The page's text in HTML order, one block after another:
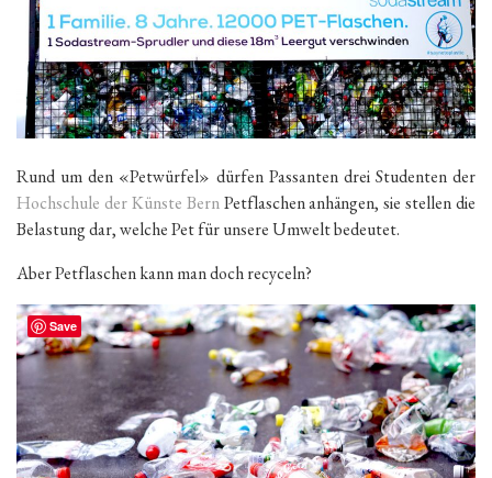
Rund um den «Petwürfel» dürfen Passanten drei Studenten der
Hochschule der Künste BernPetflaschen anhängen, sie stellen die
Belastung dar, welche Pet für unsere Umwelt bedeutet.
Aber Petflaschen kann man doch recyceln?
Save